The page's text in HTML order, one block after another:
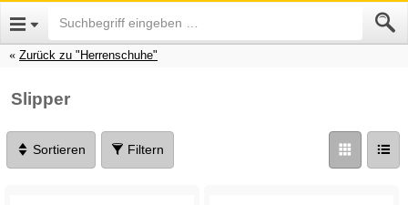
Zurück zu "Herrenschuhe"
Slipper
Sortieren Filtern